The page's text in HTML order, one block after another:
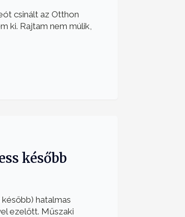
csinált az Otthon
ki. Rajtam nem múlik,
később
hatalmas
ezelőtt. Műszaki